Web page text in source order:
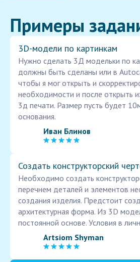
Примеры
3D-модели по картинкам
Нужно сделать 3Д модельки по
должны быть сделаны или в
чтобы я мог открыть и
необходимости и после открыть
3д печати. Размер пусть будет
основания.
Иван Блинов
Создать конструкторский
Необходимо создать
перечнем деталей и элементов
создания изделия. Предстоит
архитектурная форма. Из 3D
постоянной основе. Условия в
Artsiom Shyman